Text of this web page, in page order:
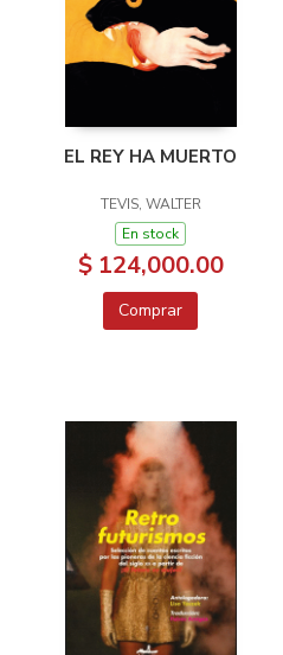
EL REY HA MUERTO
TEVIS, WALTER
En stock
$ 124,000.00
Comprar